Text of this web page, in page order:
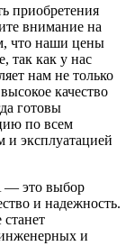
приобретения
внимание на
что наши цены
так как у нас
нам не только
качество
готовы
по всем
и эксплуатацией
— это выбор
и надежность.
и